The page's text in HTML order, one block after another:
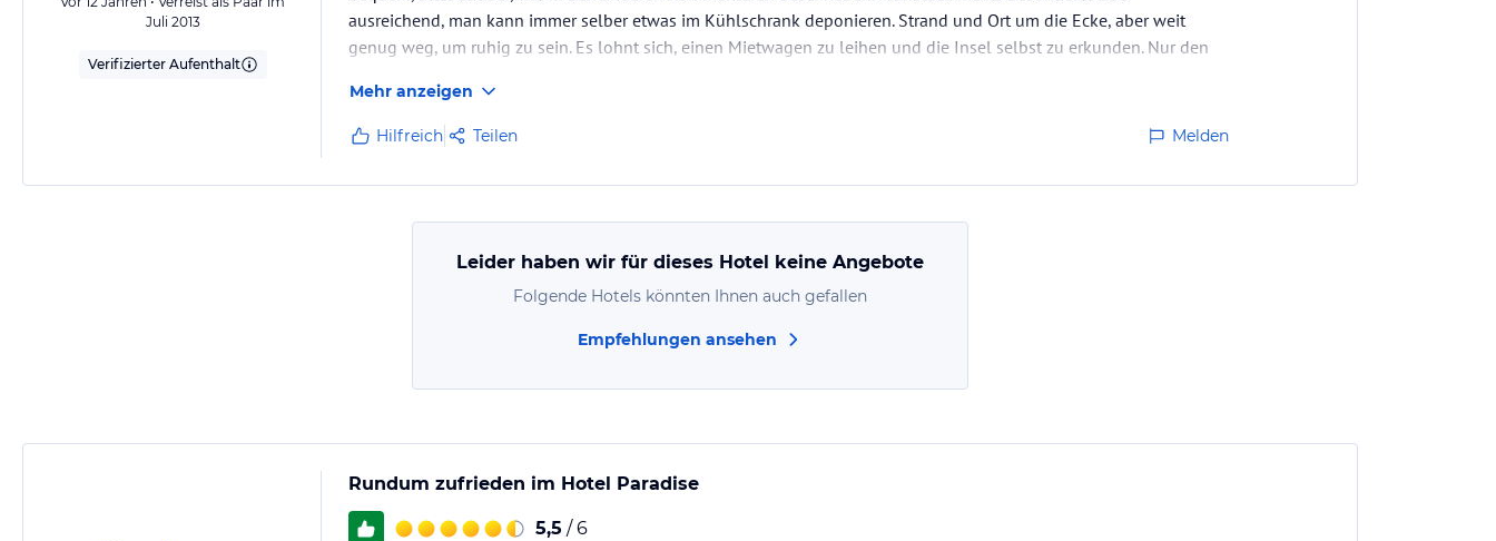
Juli 2013
Verifizierter Aufenthalt
ausreichend, man kann immer selber etwas im Kühlschrank deponieren. Strand und Ort um die Ecke, aber weit
genug weg, um ruhig zu sein. Es lohnt sich, einen Mietwagen zu leihen und die Insel selbst zu erkunden. Nur den
Mehr anzeigen
Hilfreich Teilen Melden
Leider haben wir für dieses Hotel keine Angebote
Folgende Hotels könnten Ihnen auch gefallen
Empfehlungen ansehen
Rundum zufrieden im Hotel Paradise
5,5 / 6